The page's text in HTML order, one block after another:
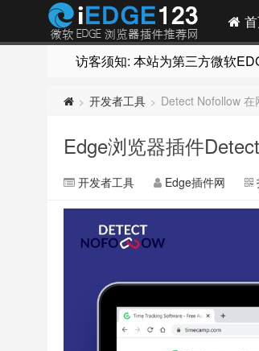
访客须知: 本站为第三方微软
> 开发者工具 > Detect Nofollow
Edge浏览器插件
开发者工具 Edge插件网